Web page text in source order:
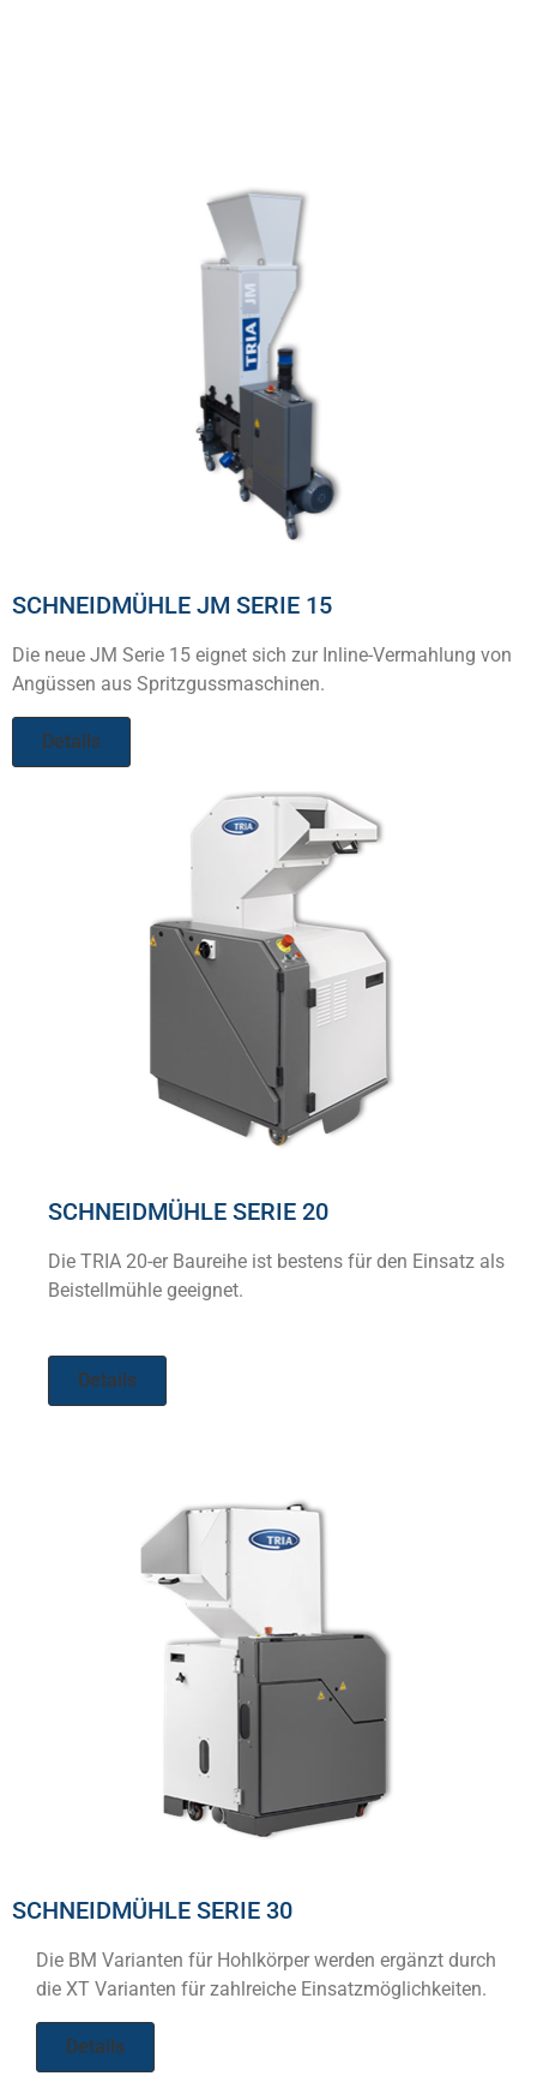
SCHNEIDMÜHLE JM SERIE 15
Die neue JM Serie 15 eignet sich zur Inline-Vermahlung von
Angüssen aus Spritzgussmaschinen.
Details
SCHNEIDMÜHLE SERIE 20
Die TRIA 20-er Baureihe ist bestens für den Einsatz als
Beistellmühle geeignet.
Details
SCHNEIDMÜHLE SERIE 30
Die BM Varianten für Hohlkörper werden ergänzt durch
die XT Varianten für zahlreiche Einsatzmöglichkeiten.
Details